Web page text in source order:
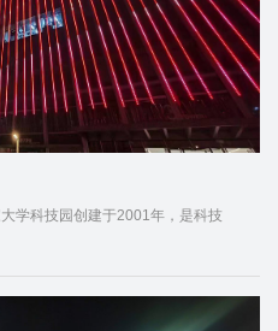
学科技园创建于2001年，是科技